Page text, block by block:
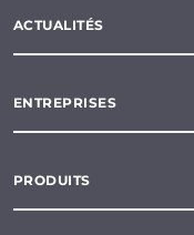
ACTUALITÉS
ENTREPRISES
PRODUITS